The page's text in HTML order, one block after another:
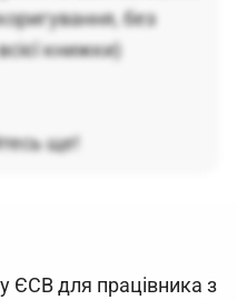
без
книжки)
ще!
ЄСВ для працівника з